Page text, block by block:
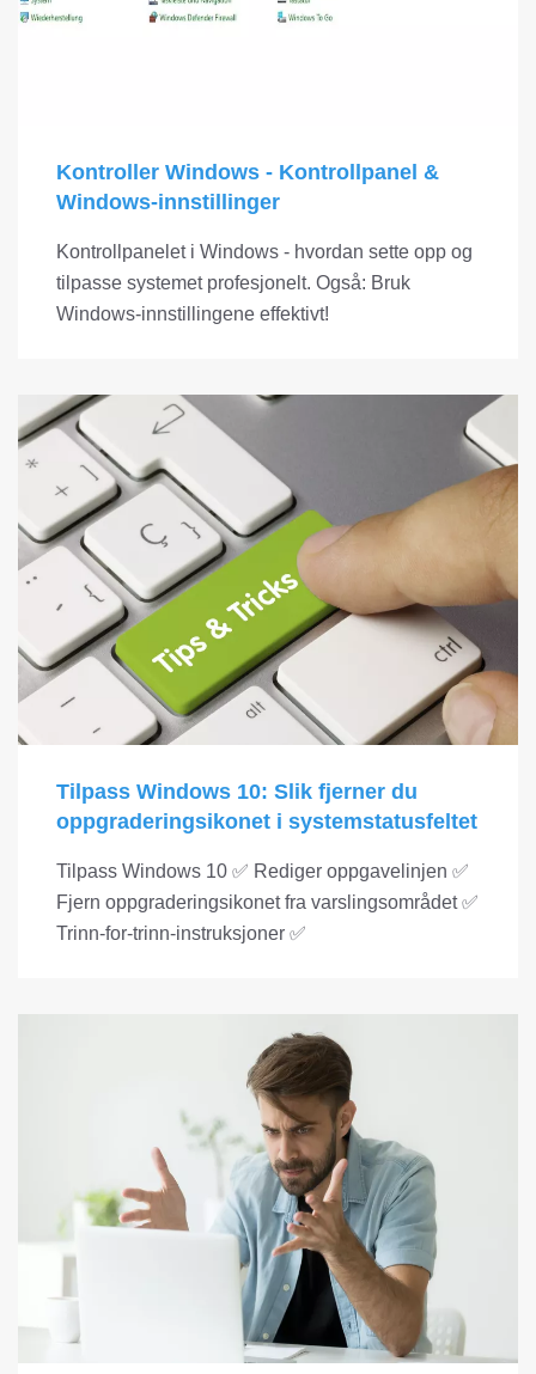
Kontroller Windows - Kontrollpanel &
Windows-innstillinger
Kontrollpanelet i Windows - hvordan sette opp og
tilpasse systemet profesjonelt. Også: Bruk
Windows-innstillingene effektivt!
Tilpass Windows 10: Slik fjerner du
oppgraderingsikonet i systemstatusfeltet
Tilpass Windows 10 ✅ Rediger oppgavelinjen ✅
Fjern oppgraderingsikonet fra varslingsområdet ✅
Trinn-for-trinn-instruksjoner ✅